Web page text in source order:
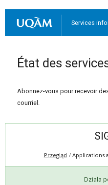
Services
État des
Abonnez-vous pour recevoir
courriel.
Przegląd Applications
Działa